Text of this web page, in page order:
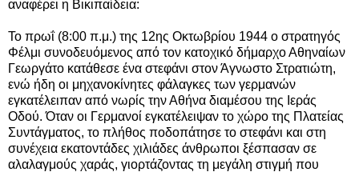
αναφέρει η Βικιπαίδεια:
Το πρωΐ (8:00 π.μ.) της 12ης Οκτωβρίου 1944 ο στρατηγός
Φέλμι συνοδευόμενος από τον κατοχικό δήμαρχο Αθηναίων
Γεωργάτο κατάθεσε ένα στεφάνι στον Άγνωστο Στρατιώτη,
ενώ ήδη οι μηχανοκίνητες φάλαγκες των γερμανών
εγκατέλειπαν από νωρίς την Αθήνα διαμέσου της Ιεράς
Οδού. Όταν οι Γερμανοί εγκατέλειψαν το χώρο της Πλατείας
Συντάγματος, το πλήθος ποδοπάτησε το στεφάνι και στη
συνέχεια εκατοντάδες χιλιάδες άνθρωποι ξέσπασαν σε
αλαλαγμούς χαράς, γιορτάζοντας τη μεγάλη στιγμή που